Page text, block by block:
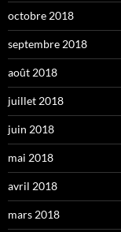
octobre 2018
septembre 2018
août 2018
juillet 2018
juin 2018
mai 2018
avril 2018
mars 2018